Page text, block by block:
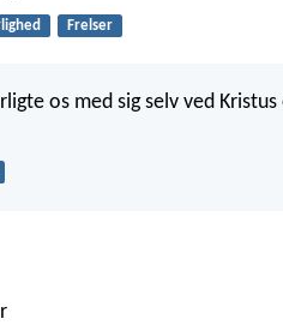
Frelser
os med sig selv ved Kristus